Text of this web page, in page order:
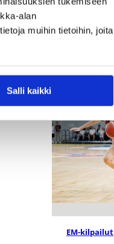
alan
muihin tietoihin, joita
Salli kaikki
sekä
EM-kilpailut